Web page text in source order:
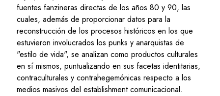
fuentes fanzineras directas de los años 80 y 90, las
cuales, además de proporcionar datos para la
reconstrucción de los procesos históricos en los que
estuvieron involucrados los punks y anarquistas de
"estilo de vida", se analizan como productos culturales
en sí mismos, puntualizando en sus facetas identitarias,
contraculturales y contrahegemónicas respecto a los
medios masivos del establishment comunicacional.